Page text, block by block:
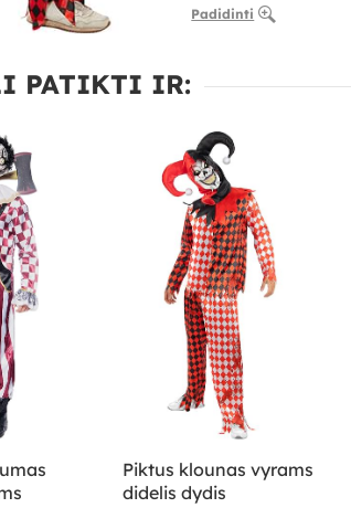
Padidinti
PATIKTI IR:
Piktus klounas vyrams
didelis dydis